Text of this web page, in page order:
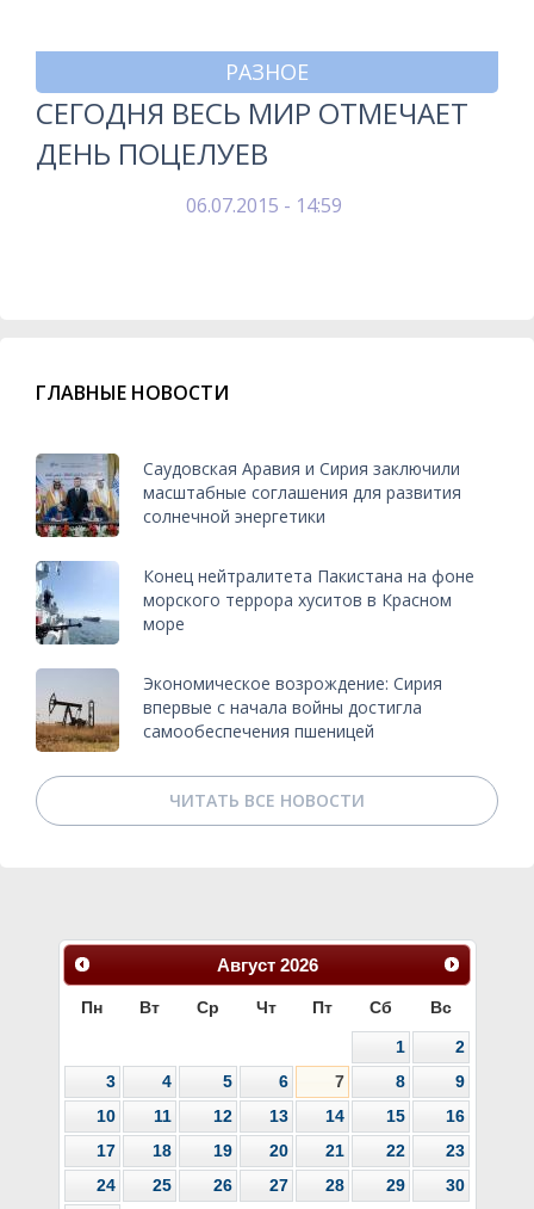
РАЗНОЕ
СЕГОДНЯ ВЕСЬ МИР ОТМЕЧАЕТ
ДЕНЬ ПОЦЕЛУЕВ
06.07.2015 - 14:59
ГЛАВНЫЕ НОВОСТИ
Саудовская Аравия и Сирия заключили
масштабные соглашения для развития
солнечной энергетики
Конец нейтралитета Пакистана на фоне
морского террора хуситов в Красном
море
Экономическое возрождение: Сирия
впервые с начала войны достигла
самообеспечения пшеницей
ЧИТАТЬ ВСЕ НОВОСТИ
Август 2026
Пн Вт Ср Чт Пт Сб Вс
1
2
3
4 5 6 7 8
9
10
11 12 13 14 15
16
17
18 19 20 21 22
23
24
25 26 27 28 29
30